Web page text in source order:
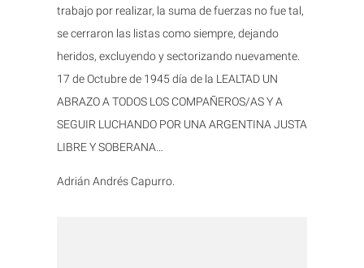
trabajo por realizar, la suma de fuerzas no fue tal,
se cerraron las listas como siempre, dejando
heridos, excluyendo y sectorizando nuevamente.
17 de Octubre de 1945 día de la LEALTAD UN
ABRAZO A TODOS LOS COMPAÑEROS/AS Y A
SEGUIR LUCHANDO POR UNA ARGENTINA JUSTA
LIBRE Y SOBERANA…
Adrián Andrés Capurro.